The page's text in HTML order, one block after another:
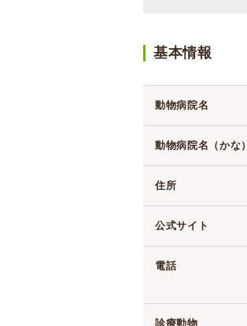
基本情報
動物病院名
動物病院名（かな）
住所
公式サイト
電話
診療動物